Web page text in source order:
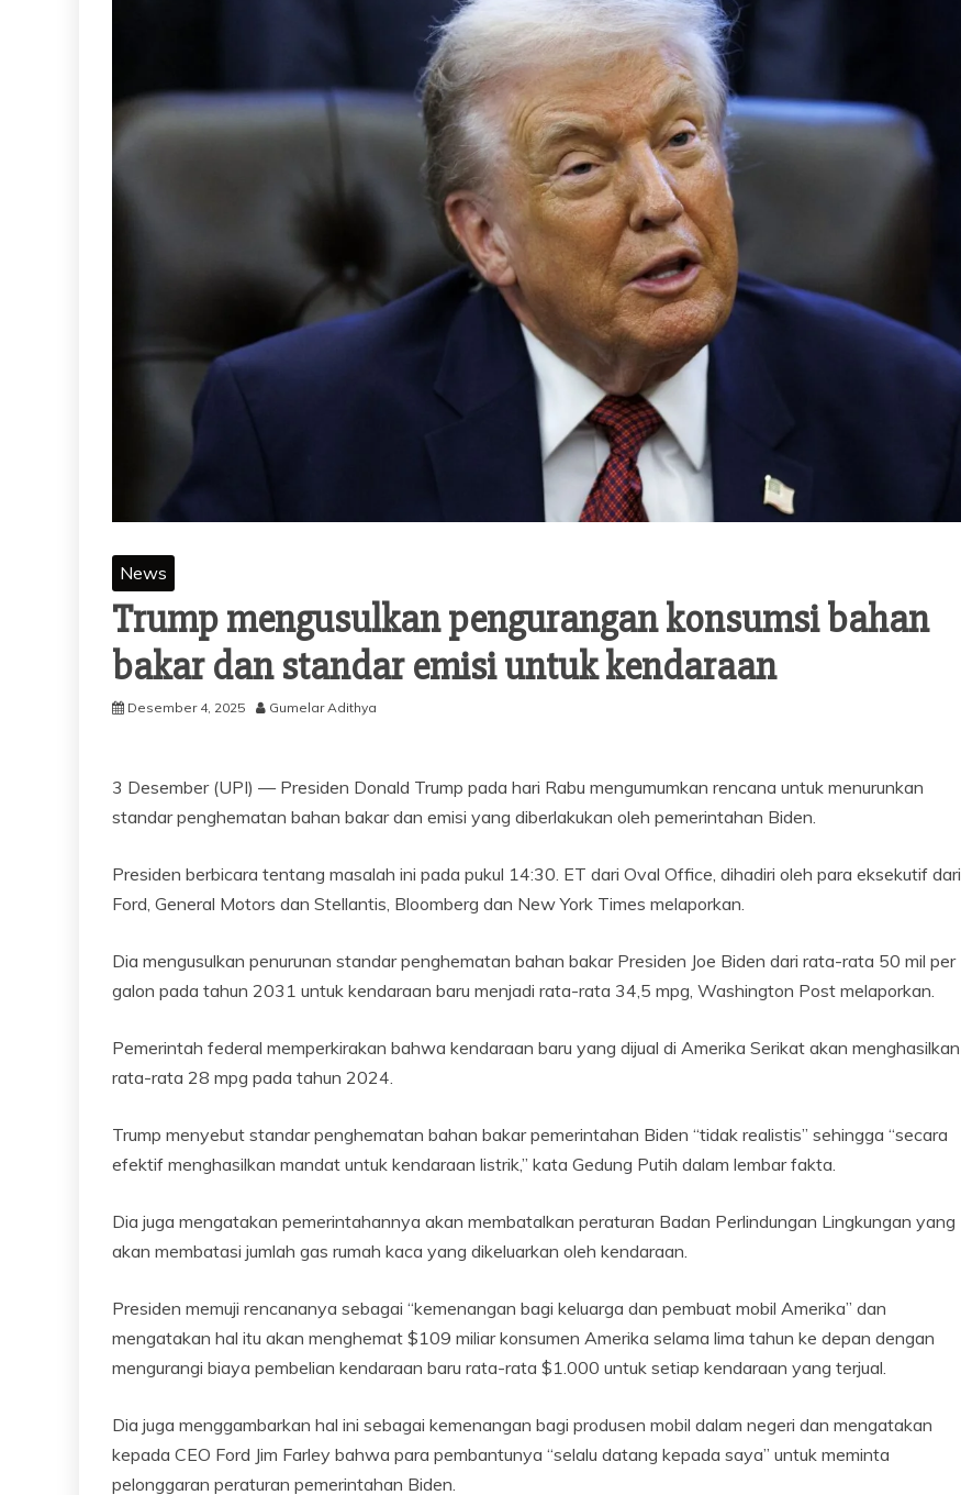
News
Trump mengusulkan pengurangan konsumsi bahan
bakar dan standar emisi untuk kendaraan
Desember 4, 2025 Gumelar Adithya
3 Desember (UPI) —Presiden Donald Trump pada hari Rabu mengumumkan rencana untuk menurunkan
standar penghematan bahan bakar dan emisi yang diberlakukan oleh pemerintahan Biden.
Presiden berbicara tentang masalah ini pada pukul 14:30. ET dari Oval Office, dihadiri oleh para eksekutif dari
Ford, General Motors dan Stellantis, Bloomberg dan New York Times melaporkan.
Dia mengusulkan penurunan standar penghematan bahan bakar Presiden Joe Biden dari rata-rata 50 mil per
galon pada tahun 2031 untuk kendaraan baru menjadi rata-rata 34,5 mpg, Washington Post melaporkan.
Pemerintah federal memperkirakan bahwa kendaraan baru yang dijual di Amerika Serikat akan menghasilkan
rata-rata 28 mpg pada tahun 2024.
Trump menyebut standar penghematan bahan bakar pemerintahan Biden “tidak realistis” sehingga “secara
efektif menghasilkan mandat untuk kendaraan listrik,” kata Gedung Putih dalam lembar fakta.
Dia juga mengatakan pemerintahannya akan membatalkan peraturan Badan Perlindungan Lingkungan yang
akan membatasi jumlah gas rumah kaca yang dikeluarkan oleh kendaraan.
Presiden memuji rencananya sebagai “kemenangan bagi keluarga dan pembuat mobil Amerika” dan
mengatakan hal itu akan menghemat $109 miliar konsumen Amerika selama lima tahun ke depan dengan
mengurangi biaya pembelian kendaraan baru rata-rata $1.000 untuk setiap kendaraan yang terjual.
Dia juga menggambarkan hal ini sebagai kemenangan bagi produsen mobil dalam negeri dan mengatakan
kepada CEO Ford Jim Farley bahwa para pembantunya “selalu datang kepada saya” untuk meminta
pelonggaran peraturan pemerintahan Biden.